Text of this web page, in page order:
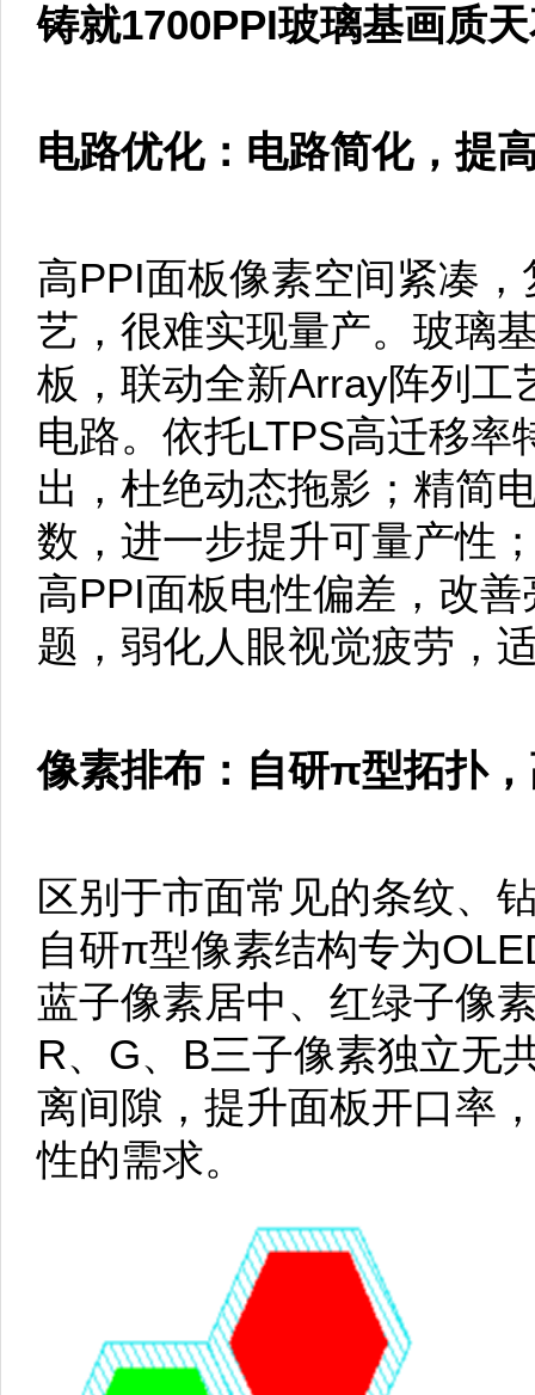
铸就1700PPI玻璃基画质
电路优化：电路简化，提
高PPI面板像素空间紧凑
艺，很难实现量产。玻璃
板，联动全新Array阵列工
电路。依托LTPS高迁移
出，杜绝动态拖影；精简
数，进一步提升可量产性
高PPI面板电性偏差，改
题，弱化人眼视觉疲劳，
像素排布：自研π型拓扑
区别于市面常见的条纹、
自研π型像素结构专为
蓝子像素居中、红绿子像
R、G、B三子像素独立无
离间隙，提升面板开口率
性的需求。